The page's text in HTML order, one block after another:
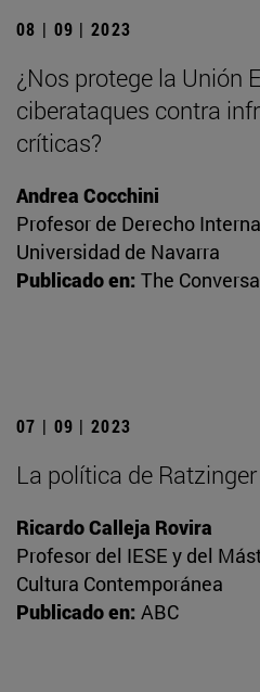
08 | 09 | 2023
¿Nos protege la Unión
ciberataques contra
críticas?
Andrea Cocchini
Profesor de Derecho
Universidad de Navarra
Publicado en: The
07 | 09 | 2023
La política de Ratzinger
Ricardo Calleja Rovira
Profesor del IESE y del
Cultura Contemporánea
Publicado en: ABC